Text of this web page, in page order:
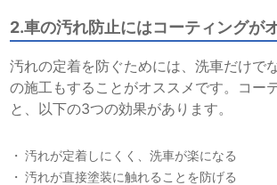
2.車の汚れ防止にはコーティングが
汚れの定着を防ぐためには、洗車だけで
の施工もすることがオススメです。コー
と、以下の3つの効果があります。
汚れが定着しにくく、洗車が楽になる
汚れが直接塗装に触れることを防げる